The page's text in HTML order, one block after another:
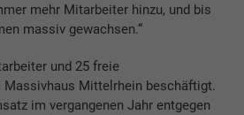
mehr Mitarbeiter hinzu, und bis
massiv gewachsen.“
und 25 freie
Mittelrhein beschäftigt.
im vergangenen Jahr entgegen